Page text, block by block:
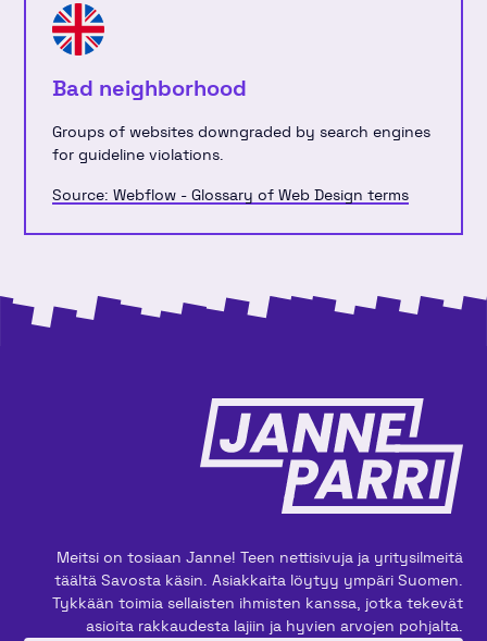
Bad neighborhood
Groups of websites downgraded by search engines
for guideline violations.
Source: Webflow - Glossary of Web Design terms
Meitsi on tosiaan Janne! Teen nettisivuja ja yritysilmeitä
täältä Savosta käsin. Asiakkaita löytyy ympäri Suomen.
Tykkään toimia sellaisten ihmisten kanssa, jotka tekevät
asioita rakkaudesta lajiin ja hyvien arvojen pohjalta.